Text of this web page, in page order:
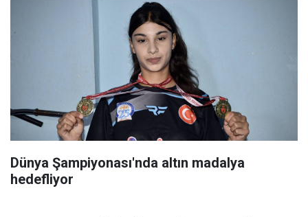
Dünya Şampiyonası'nda altın madalya
hedefliyor